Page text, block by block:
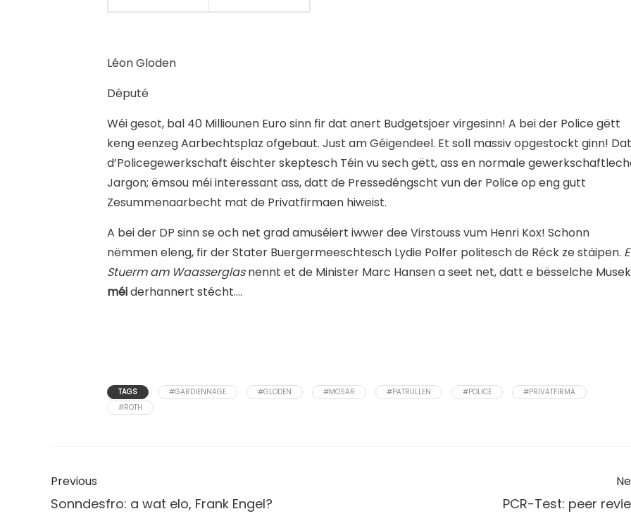
Léon Gloden
Député
Wéi gesot, bal 40 Milliounen Euro sinn fir dat anert Budgetsjoer virgesinn! A bei der Police gëtt
keng eenzeg Aarbechtsplaz ofgebaut. Just am Géigendeel. Et soll massiv opgestockt ginn!
d’Policegewerkschaft éischter skeptesch Téin vu sech gëtt, ass en normale
Jargon; ëmsou méi interessant ass, datt de Pressedéngscht vun der Police op eng gutt
Zesummenaarbecht mat de Privatfirmaen hiweist.
A bei der DP sinn se och net grad amuséiert iwwer dee Virstouss vum Henri Kox! Schonn
nëmmen eleng, fir der Stater Buergermeeschtesch Lydie Polfer politesch de Réck ze stäipen. E
Stuerm am Waasserglasnennt et de Minister Marc Hansen a seet net, datt e bësselche Musek
méiderhannert stécht….
TAGS #GARDIENNAGE #GLODEN #MOSAR #PATRULLEN #POLICE
#PRIVATFIRMA
#ROTH
Previous
Sonndesfro: a wat elo, Frank Engel? PCR-Test: peer